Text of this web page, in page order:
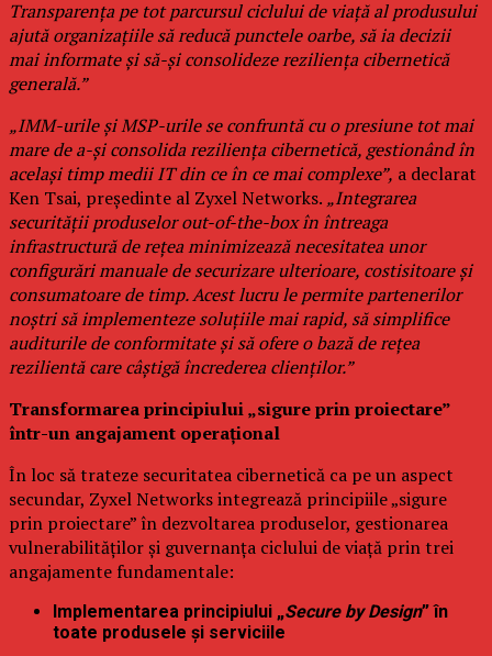
Transparența pe tot parcursul ciclului de viață al produsului
ajută organizațiile să reducă punctele oarbe, să ia decizii
mai informate și să-și consolideze reziliența cibernetică
generală.”
„IMM-urile și MSP-urile se confruntă cu o presiune tot mai
mare de a-și consolida reziliența cibernetică, gestionând în
același timp medii IT din ce în ce mai complexe”, a declarat
Ken Tsai, președinte al Zyxel Networks. „Integrarea
securității produselor out-of-the-box în întreaga
infrastructură de rețea minimizează necesitatea unor
configurări manuale de securizare ulterioare, costisitoare și
consumatoare de timp. Acest lucru le permite partenerilor
noștri să implementeze soluțiile mai rapid, să simplifice
auditurile de conformitate și să ofere o bază de rețea
rezilientă care câștigă încrederea clienților.”
Transformarea principiului „sigure prin proiectare”
într-un angajament operațional
În loc să trateze securitatea cibernetică ca pe un aspect
secundar, Zyxel Networks integrează principiile „sigure
prin proiectare” în dezvoltarea produselor, gestionarea
vulnerabilităților și guvernanța ciclului de viață prin trei
angajamente fundamentale:
Implementarea principiului „Secure by Design” în
toate produsele și serviciile